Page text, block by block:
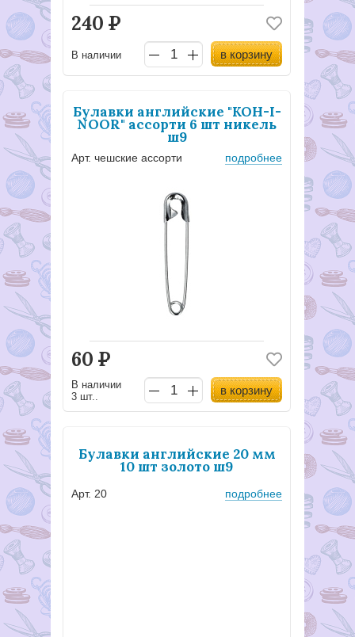
240 Р
В наличии в корзину
Булавки английские "KOH-I-
NOOR" ассорти 6 шт никель
ш9
Арт. чешские ассорти подробнее
60 Р
В наличии
3 шт..
в корзину
Булавки английские 20 мм
10 шт золото ш9
Арт. 20 подробнее